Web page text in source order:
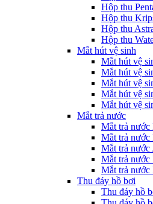
Hộp thu
Hộp thu
Hộp thu
Hộp thu
Mắt hút vệ sinh
Mắt hút vệ
Mắt hút vệ
Mắt hút vệ
Mắt hút vệ
Mắt hút vệ
Mắt trả nước
Mắt trả nước
Mắt trả nước
Mắt trả nước
Mắt trả nước
Mắt trả nước
Thu đáy hồ bơi
Thu đáy hồ